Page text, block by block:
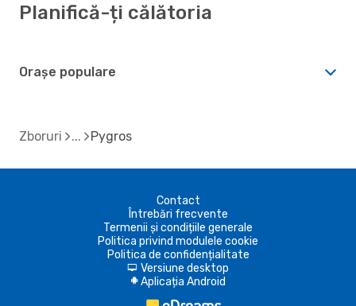
Planifică-ți călătoria
Orașe populare
Zboruri Pygros
Contact
Întrebări frecvente
Termenii și condițiile generale
Politica privind modulele cookie
Politica de confidențialitate
d Versiune desktop
A Aplicația Android